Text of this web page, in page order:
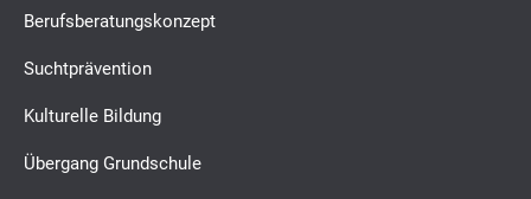
Berufsberatungskonzept
Suchtprävention
Kulturelle Bildung
Übergang Grundschule